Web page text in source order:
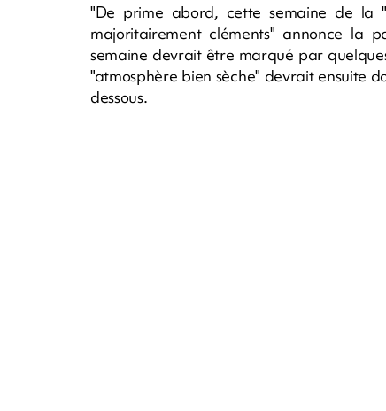
"De prime abord, cette semaine de la
majoritairement cléments" annonce la
semaine devrait être marqué par
"atmosphère bien sèche" devrait ensuite
dessous.